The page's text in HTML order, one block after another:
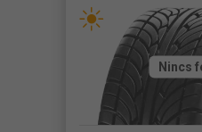
Nincs